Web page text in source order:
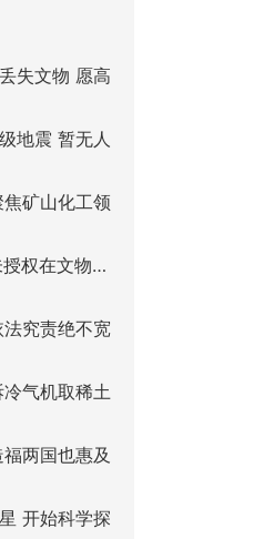
失文物 愿高
地震 暂无人
矿山化工领
中国文物现广告字样 TCL：未授权在文物展陈
究责绝不宽
气机取稀土
两国也惠及
开始科学探